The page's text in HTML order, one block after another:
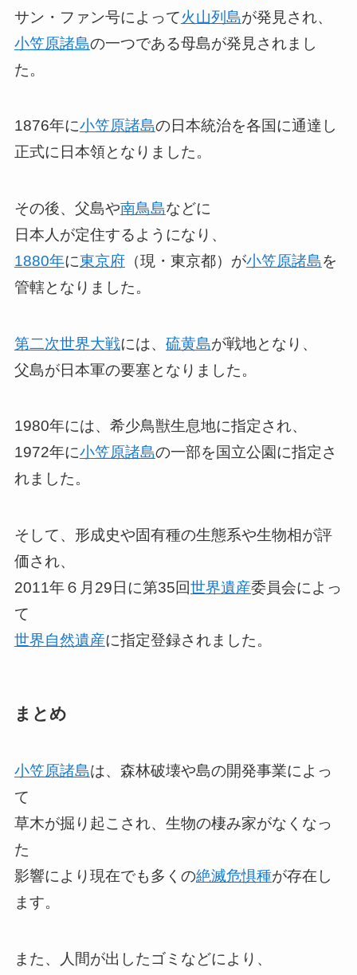
サン・ファン号によって火山列島が発見され、
小笠原諸島の一つである母島が発見されまし
た。
1876年に小笠原諸島の日本統治を各国に通達し
正式に日本領となりました。
その後、父島や南鳥島などに
日本人が定住するようになり、
1880年に東京府（現・東京都）が小笠原諸島を
管轄となりました。
第二次世界大戦には、 硫黄島が戦地となり、
父島が日本軍の要塞となりました。
1980年には、希少鳥獣生息地に指定され、
1972年に小笠原諸島の一部を国立公園に指定さ
れました。
そして、形成史や固有種の生態系や生物相が評
価され、
2011年６月29日に第35回世界遺産委員会によっ
て
世界自然遺産に指定登録されました。
まとめ
小笠原諸島は、森林破壊や島の開発事業によっ
て
草木が掘り起こされ、生物の棲み家がなくなっ
た
影響により現在でも多くの絶滅危惧種が存在し
ます。
また、人間が出したゴミなどにより、